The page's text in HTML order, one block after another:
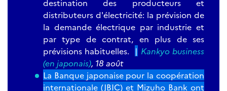
destination des producteurs et
distributeurs d'électricité: la prévision de
la demande électrique par industrie et
par type de contrat, en plus de ses
prévisions habituelles. | Kankyo business
(en japonais), 18 août
La Banque japonaise pour la coopération
internationale (JBIC) et Mizuho Bank ont